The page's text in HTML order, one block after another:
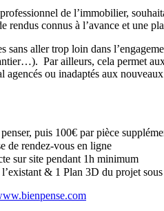
de l’immobilier,
rendus connus à l’avance et une
sans aller trop loin dans
Par ailleurs, cela permet
agencés ou inadaptés aux
puis 100€ par pièce
rendez-vous en ligne
sur site pendant 1h minimum
& 1 Plan 3D du projet